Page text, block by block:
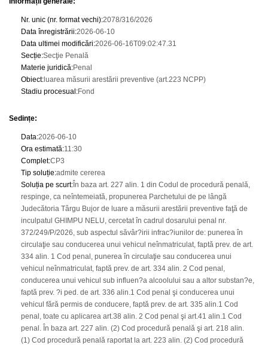
Nr. unic (nr. format vechi):2078/316/2026
Data înregistrării:2026-06-10
Data ultimei modificări:2026-06-16T09:02:47.31
Secție:Secţie Penală
Materie juridică:Penal
Obiect: luarea măsurii arestării preventive (art.223 NCPP)
Stadiu procesual :Fond
Sedințe:
Data:2026-06-10
Ora estimată:11:30
Complet:CP3
Tip soluție:admite cererea
Soluția pe scurt: În baza art. 227 alin. 1 din Codul de procedură penală,
respinge, ca neîntemeiată, propunerea Parchetului de pe lângă
Judecătoria Târgu Bujor de luare a măsurii arestării preventive faţă de
inculpatul GHIMPU NELU, cercetat în cadrul dosarului penal nr.
372/249/P/2026, sub aspectul săvâr?irii infrac?iunilor de: punerea în
circulaţie sau conducerea unui vehicul neînmatriculat, faptă prev. de art.
334 alin. 1 Cod penal, punerea în circulaţie sau conducerea unui
vehicul neînmatriculat, faptă prev. de art. 334 alin. 2 Cod penal,
conducerea unui vehicul sub influen?a alcoolului sau a altor substan?e,
faptă prev. ?i ped. de art. 336 alin.1 Cod penal şi conducerea unui
vehicul fără permis de conducere, faptă prev. de art. 335 alin.1 Cod
penal, toate cu aplicarea art.38 alin. 2 Cod penal şi art.41 alin.1 Cod
penal. În baza art. 227 alin. (2) Cod procedură penală şi art. 218 alin.
(1) Cod procedură penală raportat la art. 223 alin. (2) Cod procedură